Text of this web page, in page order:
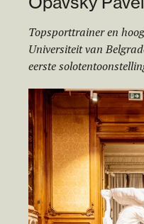
Topsporttrainer en
Universiteit van
eerste